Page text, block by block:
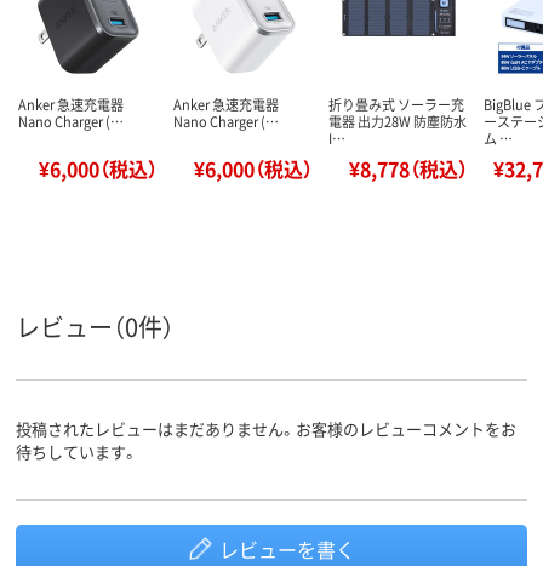
Anker 急速充電器
Nano Charger (…
¥6,000（税込）
Anker 急速充電器
Nano Charger (…
¥6,000（税込）
折り畳み式 ソーラー充
電器 出力28W 防塵防水
I…
¥8,778（税込）
BigBlue
ーステー
ム …
レビュー（0件）
投稿されたレビューはまだありません。お客様のレビューコメントをお
待ちしています。
レビューを書く